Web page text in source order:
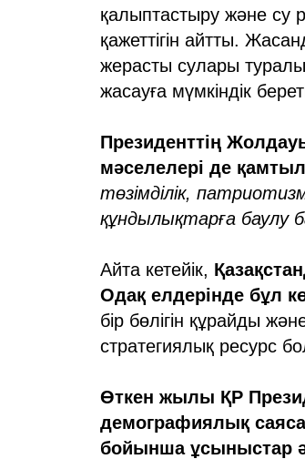
қалыптастыру және су
қажеттігін айтты.
жерасты сулары
жасауға мүмкіндік
Президенттің
мәселелері де
төзімділік,
құндылықтарға баулу
Айта кетейік,
Одақ елдерінде бұл
бір бөлігін құрайды
стратегиялық ресурс
Өткен жылы ҚР
демографиялық
бойынша ұсыныстар